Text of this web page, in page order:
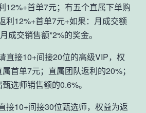
12%+首单7元；有五个直属下单购
利12%+首单7元+如果：月成交额
成交销售额*2%的奖金。
直接10+间接20位的高级VIP，权
首单7元；直属团队返利的20%；
选师销售额的0.6%。
接10+间接30位甄选师，权益为返